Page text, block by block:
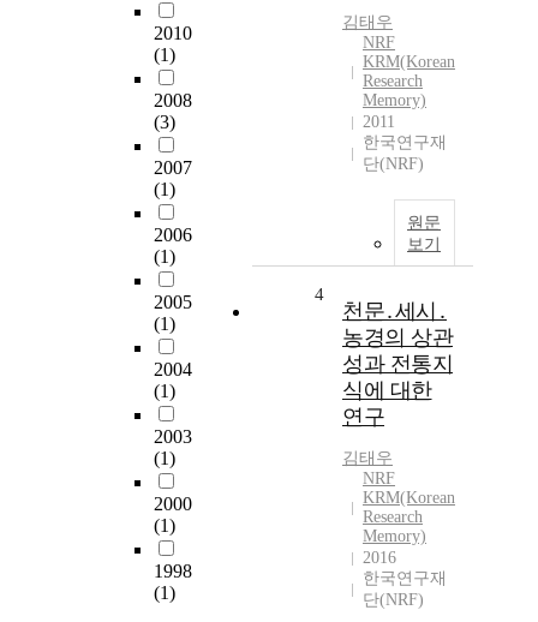
2010
(1)
2008
(3)
2007
(1)
2006
(1)
2005
(1)
2004
(1)
2003
(1)
2000
(1)
1998
(1)
김태우
NRF
KRM(Korean
Research
Memory)
2011
한국연구재
단(NRF)
원문
보기
4
천문․세시․
농경의 상관
성과 전통지
식에 대한
연구
김태우
NRF
KRM(Korean
Research
Memory)
2016
한국연구재
단(NRF)